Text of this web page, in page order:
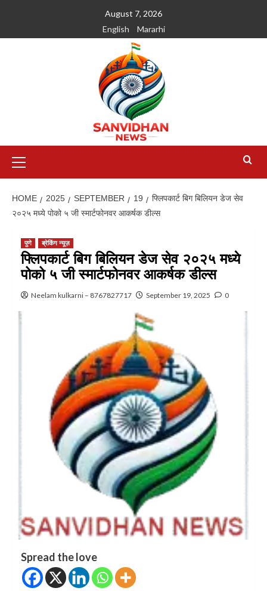
August 7, 2026
English
Mararhi
HOME 2025 SEPTEMBER 19
फ्लिपकार्ट बिग बिलियन डेज सेव
२०२५ मध्ये पोको ५ जी स्मार्टफोनवर आकर्षक डील्स
पुणे ब्रेकिंग न्यूज़
फ्लिपकार्ट बिग बिलियन डेज सेव २०२५ मध्ये
पोको ५ जी स्मार्टफोनवर आकर्षक डील्स
Neelam kulkarni – 8767827717 September 19, 2025 0
Spread the love